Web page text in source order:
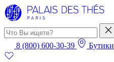
8 (800) 600-30-39 Бутики